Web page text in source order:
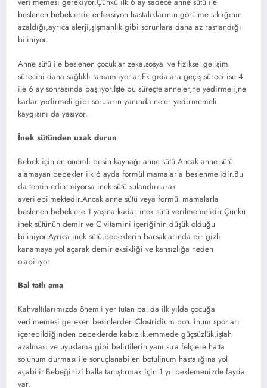
verilmemesi gerekiyor.Çünkü ilk 6 ay sadece anne sütü ile
beslenen bebeklerde enfeksiyon hastalıklarının görülme sıklığının
azaldığı,ayrıca alerji,şişmanlık gibi sorunlara daha az rastlandığı
biliniyor.
Anne sütü ile beslenen çocuklar zeka,sosyal ve fiziksel gelişim
sürecini daha sağlıklı tamamlıyorlar.Ek gıdalara geçiş süreci ise 4
ile 6 ay sonrasında başlıyor.İşte bu süreçte anneler,ne yedirmeli,ne
kadar yedirmeli gibi soruların yanında neler yedirmemeli
kaygısını da yaşıyor.
İnek sütünden uzak durun
Bebek için en önemli besin kaynağı anne sütü.Ancak anne sütü
alamayan bebekler ilk 6 ayda formül mamalarla beslenmelidir.Bu
da temin edilemiyorsa inek sütü sulandırılarak
averilebilmektedir.Ancak anne sütü veya formül mamalarla
beslenen bebeklere 1 yaşına kadar inek sütü verilmemelidir.Çünkü
inek sütünün demir ve C vitamini içeriğinin düşük olduğu
biliniyor.Ayrıca inek sütü,bebeklerin barsaklarında bir gizli
kanamaya yol açarak demir eksikliği ve kansızlığa neden
olabiliyor.
Bal tatlı ama
Kahvaltılarımızda önemli yer tutan bal da ilk yılda çocuğa
verilmemesi gereken besinlerden.Clostridium botulinum sporları
içerebildiğinden bebeklerde kabızlık,emmede güçsüzlük,iştah
azalması ve uyuklama gibi belirtilerin yanı sıra felçlere hatta
solunum durması ile sonuçlanabilen botulinum hastalığına yol
açabilir.Bebeğinizi balla tanıştırmak için 1 yıl beklemenizde fayda
var.